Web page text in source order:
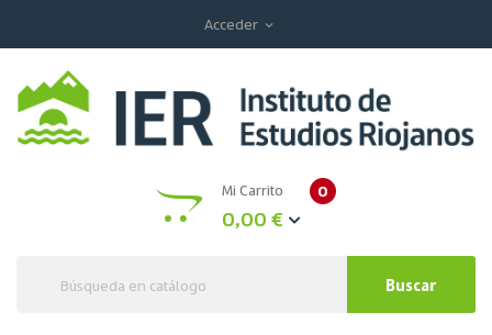
Acceder expand_more
Mi Carrito 0
0,00 €
Buscar